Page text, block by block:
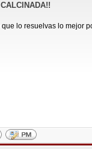
que lo resuelvas lo mejor